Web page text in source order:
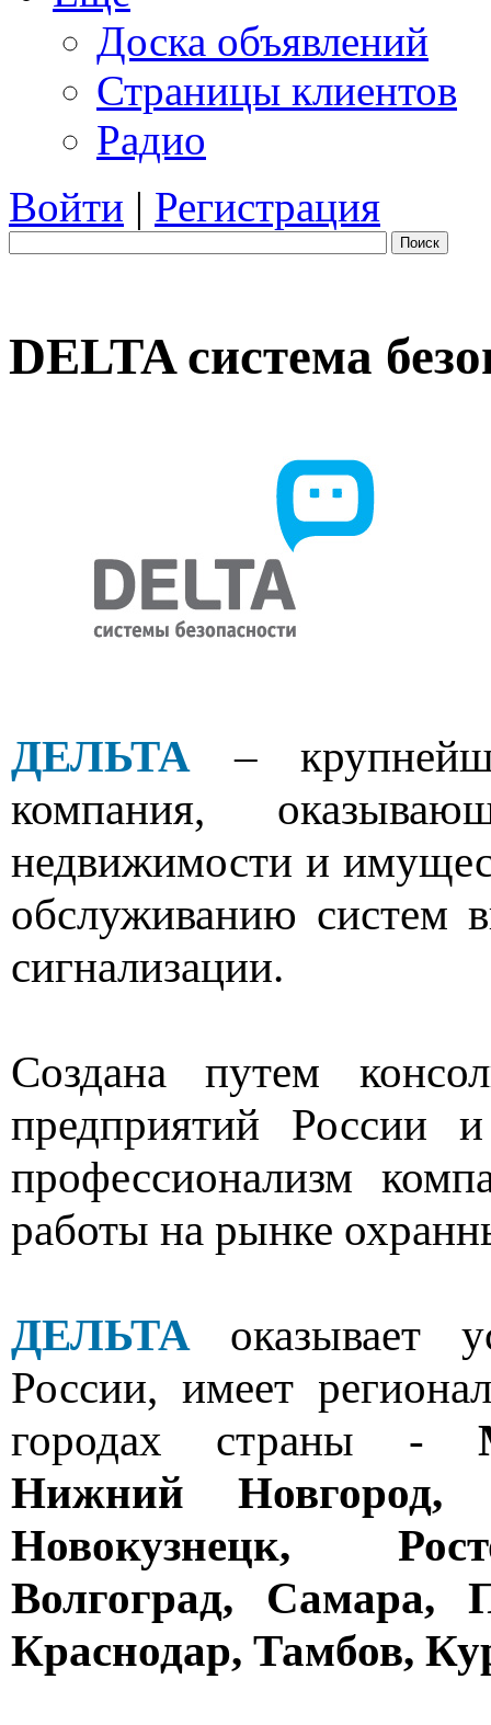
Доска объявлений
Страницы клиентов
Радио
Войти | Регистрация
Поиск
DELTA система
ДЕЛЬТА –
компания,
недвижимости и
обслуживанию систем
сигнализации.
Создана путем
предприятий России
профессионализм
работы на рынке
ДЕЛЬТА оказывает
России, имеет
городах страны -
Нижний Новгород,
Новокузнецк,
Волгоград, Самара,
Краснодар, Тамбов,